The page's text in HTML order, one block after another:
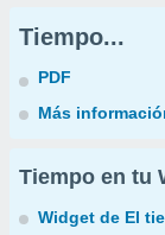
Tiempo...
PDF
Más
Tiempo en tu
Widget de El